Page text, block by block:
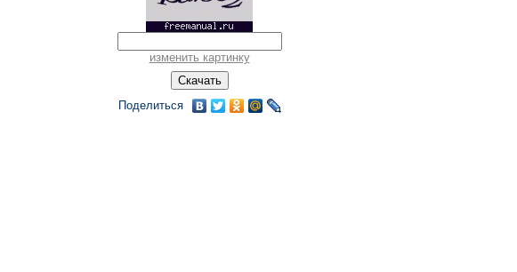
изменить картинку
Поделиться